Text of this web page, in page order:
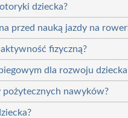
dziecka?
przed nauką jazdy na
fizyczną?
dla rozwoju
pożytecznych nawyków?